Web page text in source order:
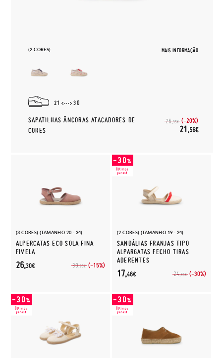
(2 CORES) MAIS INFORMAÇÃO
21 30
SAPATILHAS ÂNCORAS ATACADORES DE
CORES
26,95€ (-20%)
21,56€
(3 CORES) (TAMANHO 20 - 34)
ALPERCATAS ECO SOLA FINA
FIVELA
30,95€ (-15%)
26,30€
(2 CORES) (TAMANHO 19 - 24)
SANDÁLIAS FRANJAS TIPO
ALPARGATAS FECHO TIRAS
ADERENTES
24,95€ (-30%)
17,46€